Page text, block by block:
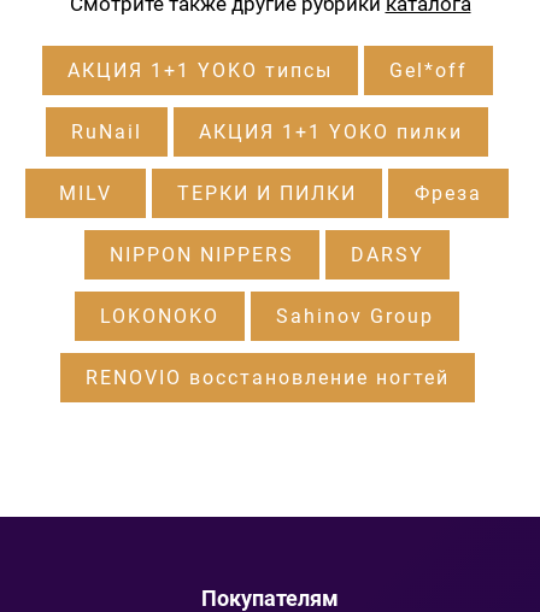
АКЦИЯ 1+1 YOKO типсы Gel*off
RuNail АКЦИЯ 1+1 YOKO пилки
MILV ТЕРКИ И ПИЛКИ Фреза
NIPPON NIPPERS DARSY
LOKONOKO Sahinov Group
RENOVIO восстановление ногтей
Покупателям